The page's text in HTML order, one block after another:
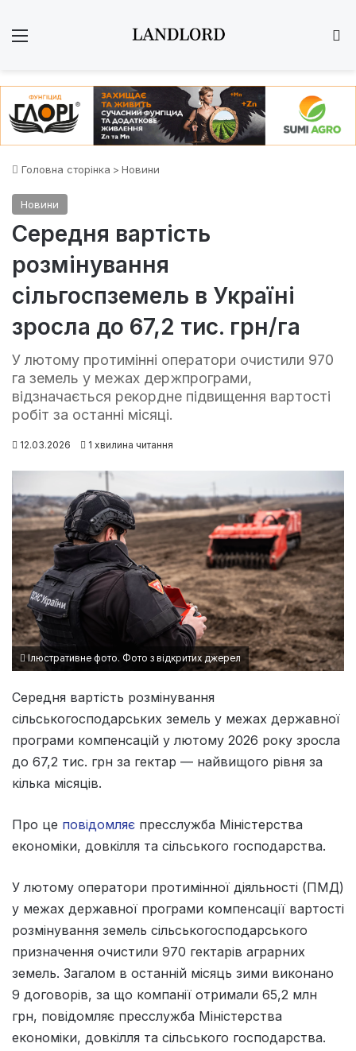
Головна сторінка > Новини
Новини
Середня вартість
розмінування
сільгоспземель в Україні
зросла до 67,2 тис. грн/га
У лютому протимінні оператори очистили 970
га земель у межах держпрограми,
відзначається рекордне підвищення вартості
робіт за останні місяці.
12.03.2026 1 хвилина читання
Ілюстративне фото. Фото з відкритих джерел
Середня вартість розмінування
сільськогосподарських земель у межах державної
програми компенсацій у лютому 2026 року зросла
до 67,2 тис. грн за гектар — найвищого рівня за
кілька місяців.
Про це повідомляє пресслужба Міністерства
економіки, довкілля та сільського господарства.
У лютому оператори протимінної діяльності (ПМД)
у межах державної програми компенсації вартості
розмінування земель сільськогосподарського
призначення очистили 970 гектарів аграрних
земель. Загалом в останній місяць зими виконано
9 договорів, за що компанії отримали 65,2 млн
грн, повідомляє пресслужба Міністерства
економіки, довкілля та сільського господарства.